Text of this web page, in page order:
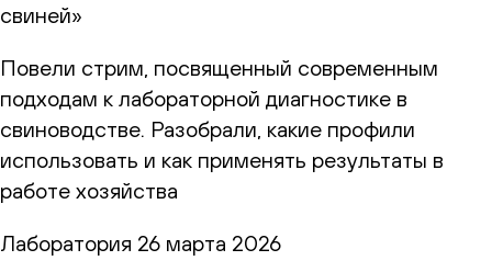
свиней»
Повели стрим, посвященный современным
подходам к лабораторной диагностике в
свиноводстве. Разобрали, какие профили
использовать и как применять результаты в
работе хозяйства
Лаборатория 26 марта 2026